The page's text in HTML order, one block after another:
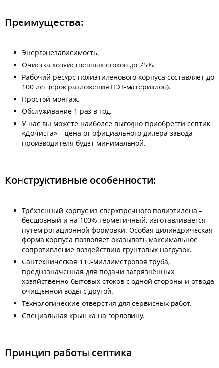
Преимущества:
Энергонезависимость.
Очистка хозяйственных стоков до 75%.
Рабочий ресурс полиэтиленового корпуса составляет до
100 лет (срок разложения ПЭТ-материалов).
Простой монтаж.
Обслуживание 1 раз в год.
У нас вы можете наиболее выгодно приобрести септик
«Дочиста» – цена от официального дилера завода-
производителя будет минимальной.
Конструктивные особенности:
Трёхзонный корпус из сверхпрочного полиэтилена –
бесшовный и на 100% герметичный, изготавливается
путём ротационной формовки. Особая цилиндрическая
форма корпуса позволяет оказывать максимальное
сопротивление воздействию грунтовых нагрузок.
Сантехническая 110-миллиметровая труба,
предназначенная для подачи загрязнённых
хозяйственно-бытовых стоков с одной стороны и отвода
очищенной воды с другой.
Технологические отверстия для сервисных работ.
Специальная крышка на горловину.
Принцип работы септика